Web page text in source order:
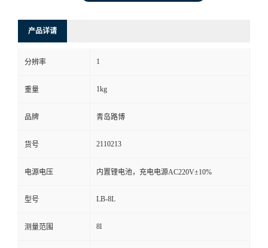
系
言
产品详请
分辨率 1
重量 1kg
品牌 青岛路博
货号 2110213
电源电压 内置锂电池，充电电源AC220V±10%
型号 LB-8L
测量范围 8l